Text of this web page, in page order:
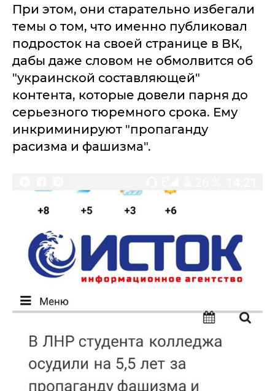
При этом, они старательно избегали
темы о том, что именно публиковал
подросток на своей странице в ВК,
дабы даже словом не обмолвится об
"украинской составляющей"
контента, которые довели парня до
серьезного тюремного срока. Ему
инкриминируют "пропаганду
расизма и фашизма".